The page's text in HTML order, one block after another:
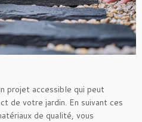
projet accessible qui peut
de votre jardin. En suivant ces
de qualité, vous